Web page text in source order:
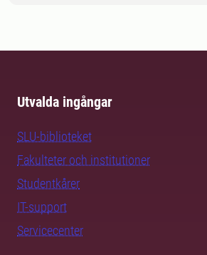
Utvalda ingångar
SLU-biblioteket
Fakulteter och institutioner
Studentkårer
IT-support
Servicecenter